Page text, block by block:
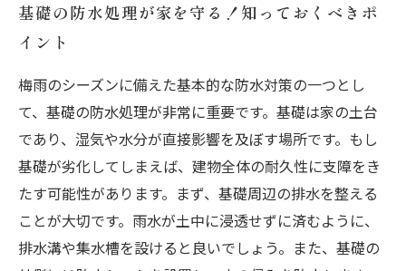
基礎の防水処理が家を守る！知っておくべきポ
イント
梅雨のシーズンに備えた基本的な防水対策の一つとし
て、基礎の防水処理が非常に重要です。基礎は家の土台
であり、湿気や水分が直接影響を及ぼす場所です。もし
基礎が劣化してしまえば、建物全体の耐久性に支障をき
たす可能性があります。まず、基礎周辺の排水を整える
ことが大切です。雨水が土中に浸透せずに済むように、
排水溝や集水槽を設けると良いでしょう。また、基礎の